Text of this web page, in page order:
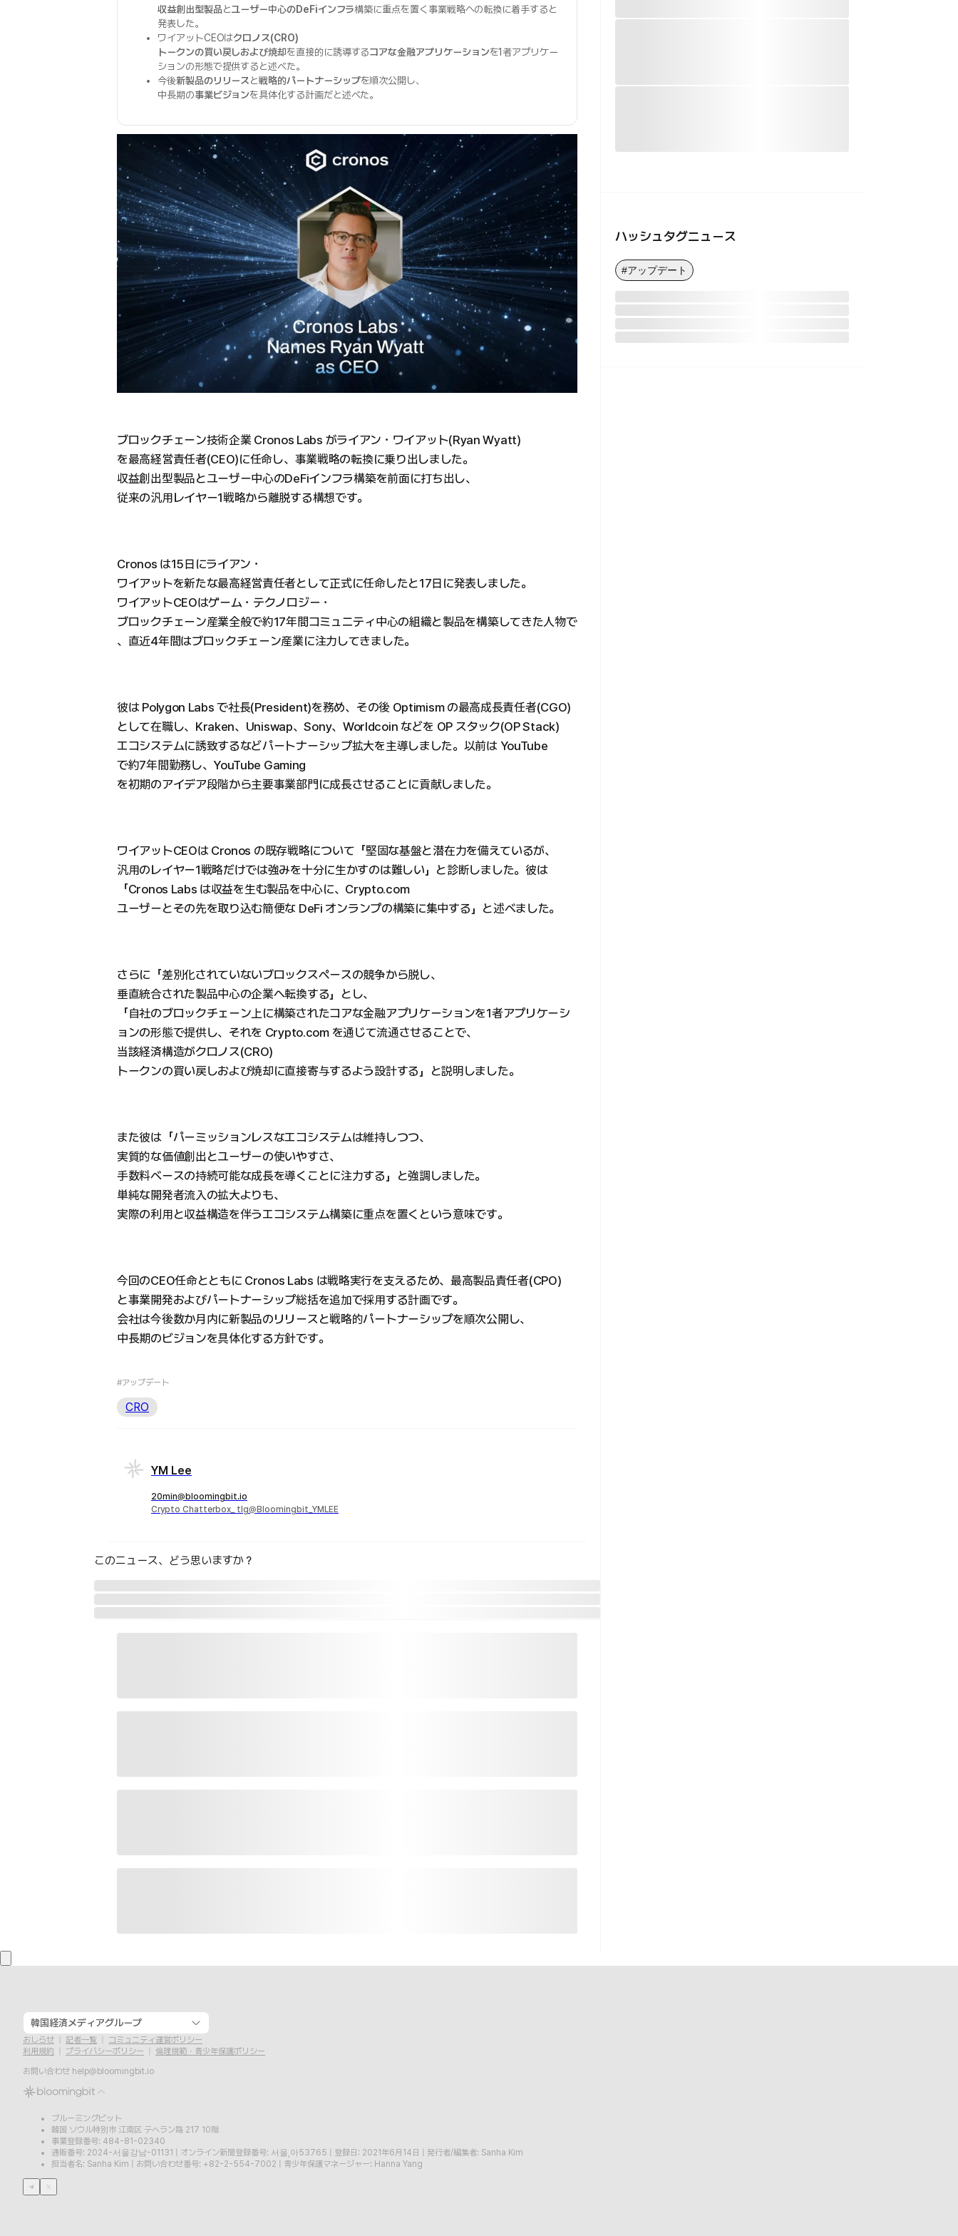
収益創出型製品とユーザー中心のDeFiインフラ構築に重点を置く事業戦略への転換に着手すると
発表した。
ワイアットCEOはクロノス(CRO)
トークンの買い戻しおよび焼却を直接的に誘導するコアな金融アプリケーションを1者アプリケー
ションの形態で提供すると述べた。
今後新製品のリリースと戦略的パートナーシップを順次公開し、
中長期の事業ビジョンを具体化する計画だと述べた。
ブロックチェーン技術企業 Cronos Labs がライアン・ワイアット(Ryan Wyatt)
を最高経営責任者(CEO)に任命し、事業戦略の転換に乗り出しました。
収益創出型製品とユーザー中心のDeFiインフラ構築を前面に打ち出し、
従来の汎用レイヤー1戦略から離脱する構想です。
Cronos は15日にライアン・
ワイアットを新たな最高経営責任者として正式に任命したと17日に発表しました。
ワイアットCEOはゲーム・テクノロジー・
ブロックチェーン産業全般で約17年間コミュニティ中心の組織と製品を構築してきた人物で
、直近4年間はブロックチェーン産業に注力してきました。
彼は Polygon Labs で社長(President)を務め、その後 Optimism の最高成長責任者(CGO)
として在職し、Kraken、Uniswap、Sony、Worldcoin などを OP スタック(OP Stack)
エコシステムに誘致するなどパートナーシップ拡大を主導しました。以前は YouTube
で約7年間勤務し、YouTube Gaming
を初期のアイデア段階から主要事業部門に成長させることに貢献しました。
ワイアットCEOは Cronos の既存戦略について「堅固な基盤と潜在力を備えているが、
汎用のレイヤー1戦略だけでは強みを十分に生かすのは難しい」と診断しました。彼は
「Cronos Labs は収益を生む製品を中心に、Crypto.com
ユーザーとその先を取り込む簡便な DeFi オンランプの構築に集中する」と述べました。
さらに「差別化されていないブロックスペースの競争から脱し、
垂直統合された製品中心の企業へ転換する」とし、
「自社のブロックチェーン上に構築されたコアな金融アプリケーションを1者アプリケーシ
ョンの形態で提供し、それを Crypto.com を通じて流通させることで、
当該経済構造がクロノス(CRO)
トークンの買い戻しおよび焼却に直接寄与するよう設計する」と説明しました。
また彼は「パーミッションレスなエコシステムは維持しつつ、
実質的な価値創出とユーザーの使いやすさ、
手数料ベースの持続可能な成長を導くことに注力する」と強調しました。
単純な開発者流入の拡大よりも、
実際の利用と収益構造を伴うエコシステム構築に重点を置くという意味です。
今回のCEO任命とともに Cronos Labs は戦略実行を支えるため、最高製品責任者(CPO)
と事業開発およびパートナーシップ総括を追加で採用する計画です。
会社は今後数か月内に新製品のリリースと戦略的パートナーシップを順次公開し、
中長期のビジョンを具体化する方針です。
#アップデート
CRO
YM Lee
20min@bloomingbit.io
Crypto Chatterbox_ tlg@Bloomingbit_YMLEE
このニュース、どう思いますか？
ハッシュタグニュース
#アップデート
韓国経済メディアグループ
おしらせ 記者一覧
コミュニティ運営ポリシー
利用規約
プライバシーポリシー
倫理規範・青少年保護ポリシー
お問い合わせ help@bloomingbit.io
ブルーミングビット
韓国 ソウル特別市 江南区 テヘラン路 217 10階
事業登録番号: 484-81-02340
通販番号: 2024-서울강남-01131
オンライン新聞登録番号: 서울,아53765 登録日: 2021年6月14日
発行者/編集者: Sanha Kim
担当者名: Sanha Kim
お問い合わせ番号: +82-2-554-7002 青少年保護マネージャー: Hanna Yang